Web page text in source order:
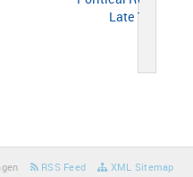
Late
RSS Feed XML Sitemap